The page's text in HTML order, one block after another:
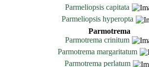
Parmeliopsis capitata
Parmeliopsis hyperopta
Parmotrema
Parmotrema crinitum
Parmotrema margaritatum
Parmotrema perlatum